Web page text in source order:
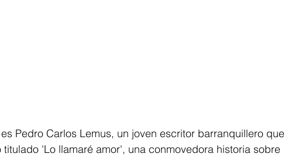
Pedro Carlos Lemus, un joven escritor barranquillero que
'Lo llamaré amor', una conmovedora historia sobre